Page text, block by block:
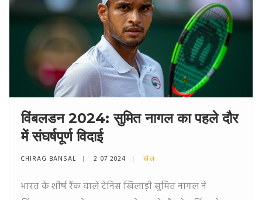
विंबलडन 2024: सुमित नागल का पहले दौर
में संघर्षपूर्ण विदाई
CHIRAG BANSAL 2 07 2024 खेल
भारत के शीर्ष रैंक वाले टेनिस खिलाड़ी सुमित नागल ने